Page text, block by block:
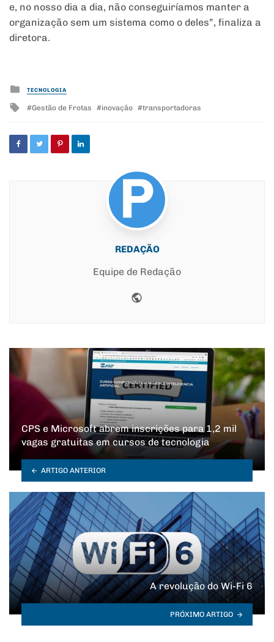
e, no nosso dia a dia, não conseguiríamos manter a
organização sem um sistema como o deles”, finaliza a
diretora.
Posted
in
TECNOLOGIA
Tagged
Gestão de Frotas inovação transportadoras
REDAÇÃO
Equipe de Redação
CPS e Microsoft abrem inscrições para 1,2 mil
vagas gratuitas em cursos de tecnologia
ARTIGO ANTERIOR
A revolução do Wi-Fi 6
PRÓXIMO ARTIGO